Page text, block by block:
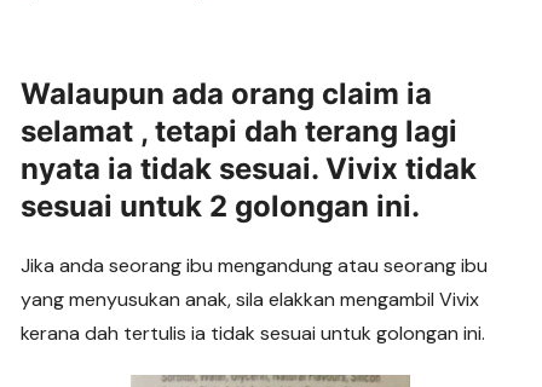
Walaupun ada orang claim ia
selamat , tetapi dah terang lagi
nyata ia tidak sesuai. Vivix tidak
sesuai untuk 2 golongan ini.
Jika anda seorang ibu mengandung atau seorang ibu
yang menyusukan anak, sila elakkan mengambil Vivix
kerana dah tertulis ia tidak sesuai untuk golongan ini.